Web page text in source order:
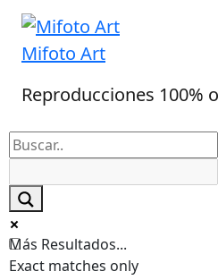
Skip
content
Mifoto Art
Reproducciones 100%
Más Resultados...
Exact matches only